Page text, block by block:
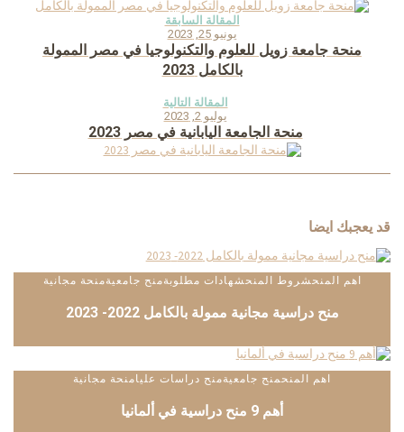
المقالة السابقة
يونيو 25, 2023
منحة جامعة زويل للعلوم والتكنولوجيا في مصر الممولة
بالكامل 2023
المقالة التالية
يوليو 2, 2023
منحة الجامعة اليابانية في مصر 2023
قد يعجبك ايضا
اهم المنحشروط المنحشهادات مطلوبةمنح جامعيةمنحة مجانية
منح دراسية مجانية ممولة بالكامل 2022- 2023
اهم المنحمنح جامعيةمنح دراسات عليامنحة مجانية
أهم 9 منح دراسية في ألمانيا